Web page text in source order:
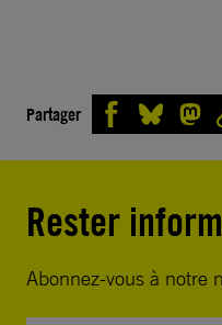
Partager
Rester
Abonnez-vous à notre